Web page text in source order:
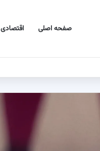
صفحه اصلی اقتصادی